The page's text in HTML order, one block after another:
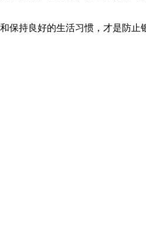
持良好的生活习惯，才是防止